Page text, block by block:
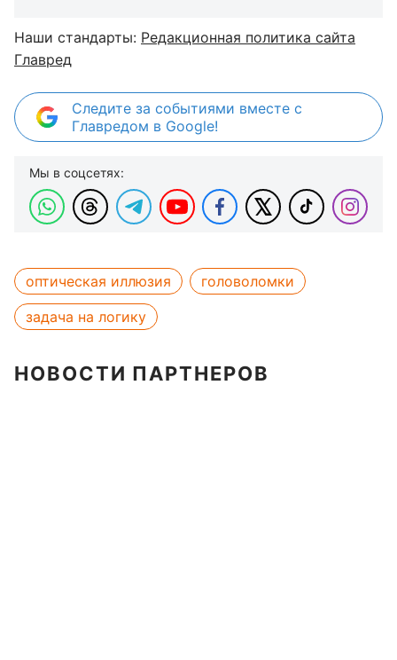
Наши стандарты: Редакционная политика сайта
Главред
Следите за событиями вместе с
Главредом в Google!
Мы в соцсетях:
оптическая иллюзия
головоломки
задача на логику
НОВОСТИ ПАРТНЕРОВ